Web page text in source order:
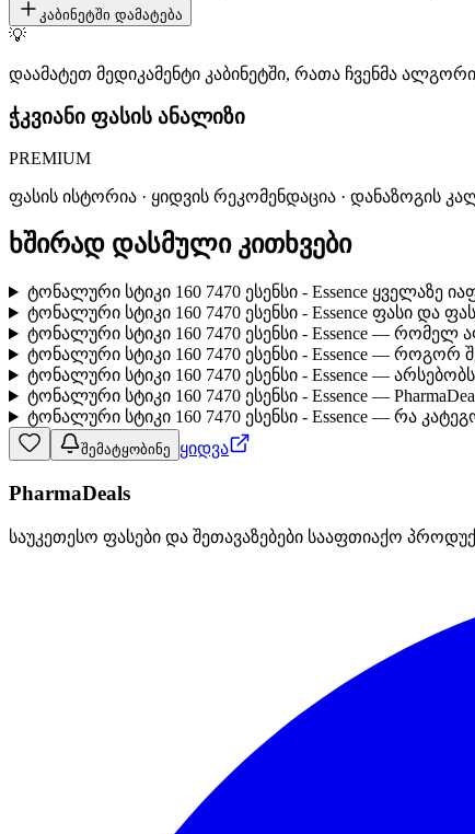
კაბინეტში დამატება
💡
დაამატეთ მედიკამენტი კაბინეტში, რათა ჩვენმა
ჭკვიანი ფასის ანალიზი
PREMIUM
ფასის ისტორია · ყიდვის რეკომენდაცია · დანაზოგის
ხშირად დასმული კითხვები
ტონალური სტიკი 160 7470 ესენსი - Essence ყველაზე
ტონალური სტიკი 160 7470 ესენსი - Essence ფასი და
ტონალური სტიკი 160 7470 ესენსი - Essence — რომელ
ტონალური სტიკი 160 7470 ესენსი - Essence — როგორ
ტონალური სტიკი 160 7470 ესენსი - Essence —
ტონალური სტიკი 160 7470 ესენსი - Essence —
ტონალური სტიკი 160 7470 ესენსი - Essence — რა
შემატყობინე ყიდვა
PharmaDeals
საუკეთესო ფასები და შეთავაზებები სააფთიაქო